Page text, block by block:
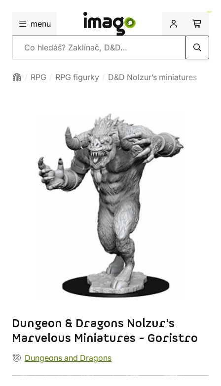
menu
Vyhledávání
RPG RPG figurky D&D Nolzur’s miniatures
Dungeon & Dragons Nolzur's
Marvelous Miniatures - Goristro
Dungeons and Dragons